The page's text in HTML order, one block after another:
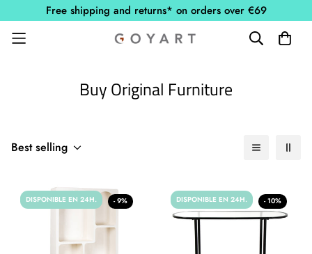
Free shipping and returns* on orders over €69
Buy Original Furniture
Best selling
DISPONIBLE EN 24H. - 9% DISPONIBLE EN 24H. - 10%